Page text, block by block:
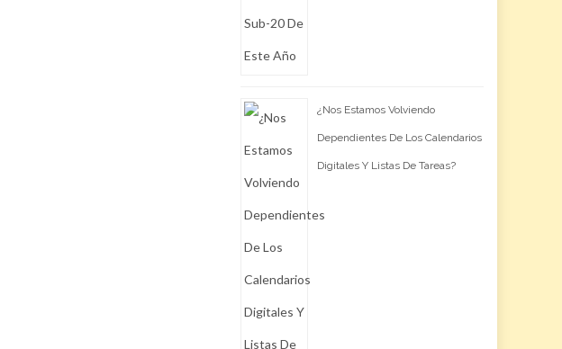
¿Nos Estamos Volviendo
Dependientes De Los Calendarios
Digitales Y Listas De Tareas?